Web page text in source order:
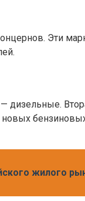
Эти
дизельные.
жилого